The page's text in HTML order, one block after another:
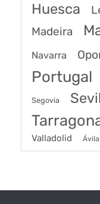
Huesca
Madeira
Navarra
Portugal
Segovia
Valladolid Ávila